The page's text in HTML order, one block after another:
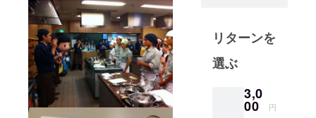
で私を支
え、育てて
下さった和
方々に少し
リターンを
選ぶ
3,0
00 円